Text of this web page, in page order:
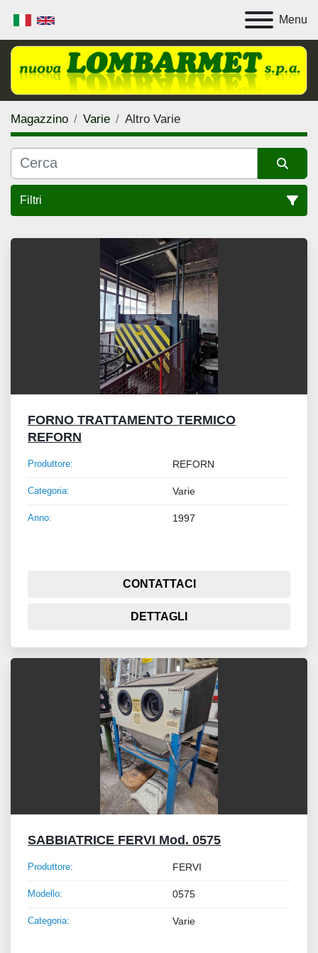
Menu
Magazzino Varie Altro Varie
Filtri
Varie (19)
Ordina per
FORNO TRATTAMENTO TERMICO
REFORN
Produttore: REFORN
Categoria: Varie
Anno: 1997
CONTATTACI
DETTAGLI
SABBIATRICE FERVI Mod. 0575
Produttore: FERVI
Modello: 0575
Categoria: Varie